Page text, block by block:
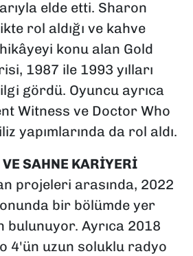
elde etti. Sharon
rol aldığı ve kahve
konu alan Gold
1987 ile 1993 yılları
gördü. Oyuncu ayrıca
Witness ve Doctor Who
yapımlarında da rol aldı.
SAHNE KARİYERİ
projeleri arasında, 2022
bir bölümde yer
bulunuyor. Ayrıca 2018
4'ün uzun soluklu radyo